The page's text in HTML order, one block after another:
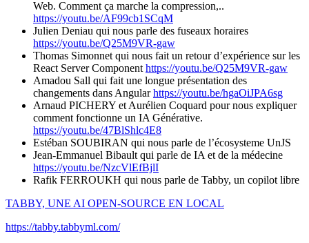
Web. Comment ça marche la compression,..
https://youtu.be/AF99cb1SCqM
Julien Deniau qui nous parle des fuseaux horaires
https://youtu.be/Q25M9VR-gaw
Thomas Simonnet qui nous fait un retour d’expérience sur les
React Server Component https://youtu.be/Q25M9VR-gaw
Amadou Sall qui fait une longue présentation des
changements dans Angularhttps://youtu.be/hgaOiJPA6sg
Arnaud PICHERY et Aurélien Coquard pour nous expliquer
comment fonctionne un IA Générative.
https://youtu.be/47BlShlc4E8
Estéban SOUBIRAN qui nous parle de l’écosysteme UnJS
Jean-Emmanuel Bibault qui parle de IA et de la médecine
https://youtu.be/NzcVlEfBjlI
Rafik FERROUKH qui nous parle de Tabby, un copilot libre
TABBY, UNE AI OPEN-SOURCE EN LOCAL
https://tabby.tabbyml.com/